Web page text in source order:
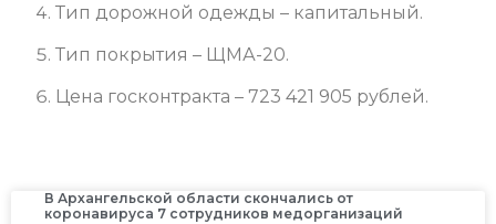
Тип дорожной одежды – капитальный.
Тип покрытия – ЩМА-20.
Цена госконтракта – 723 421 905 рублей.
В Архангельской области скончались от
коронавируса 7 сотрудников медорганизаций